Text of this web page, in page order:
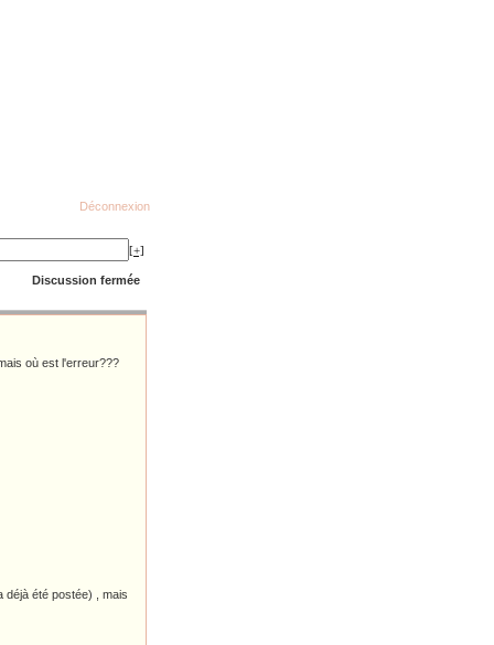
Déconnexion
[+]
Discussion fermée
où est l'erreur???
déjà été postée) , mais